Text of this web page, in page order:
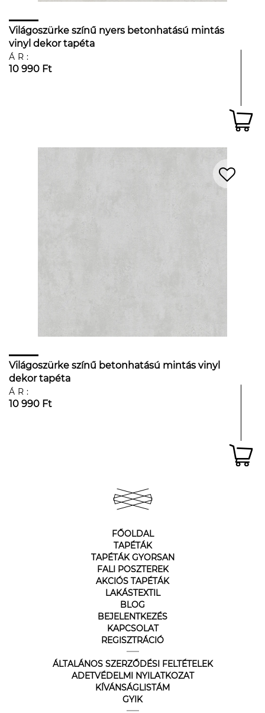
Világoszürke színű nyers betonhatású mintás
vinyl dekor tapéta
ÁR:
10 990 Ft
Világoszürke színű betonhatású mintás vinyl
dekor tapéta
ÁR:
10 990 Ft
FŐOLDAL
TAPÉTÁK
TAPÉTÁK GYORSAN
FALI POSZTEREK
AKCIÓS TAPÉTÁK
LAKÁSTEXTIL
BLOG
BEJELENTKEZÉS
KAPCSOLAT
REGISZTRÁCIÓ
ÁLTALÁNOS SZERZŐDÉSI FELTÉTELEK
ADETVÉDELMI NYILATKOZAT
KÍVÁNSÁGLISTÁM
GYIK